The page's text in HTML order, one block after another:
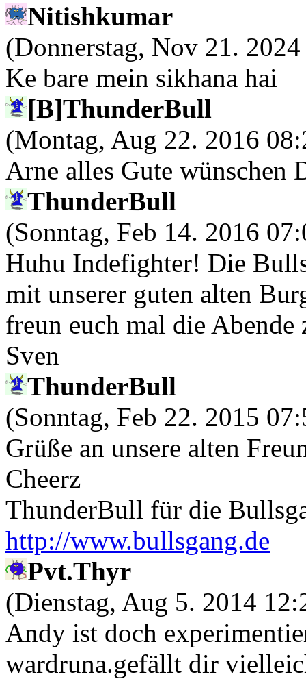
Nitishkumar
(Donnerstag, Nov 21.
Ke bare mein sikhana hai
[B]ThunderBull
(Montag, Aug 22. 2016
Arne alles Gute wünschen
ThunderBull
(Sonntag, Feb 14. 2016
Huhu Indefighter! Die
mit unserer guten alten
freun euch mal die
Sven
ThunderBull
(Sonntag, Feb 22. 2015
Grüße an unsere alten
Cheerz
ThunderBull für die
http://www.bullsgang.de
Pvt.Thyr
(Dienstag, Aug 5. 2014
Andy ist doch
wardruna.gefällt dir